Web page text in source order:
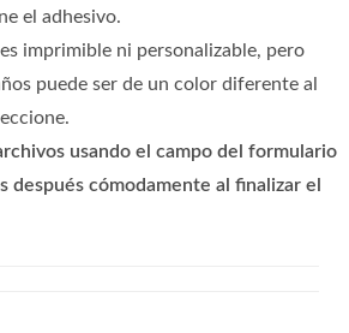
el adhesivo.
imprimible ni personalizable, pero
puede ser de un color diferente al
usando el campo del formulario
después cómodamente al finalizar el